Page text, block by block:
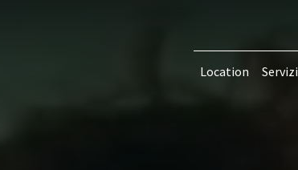
Location Servizi